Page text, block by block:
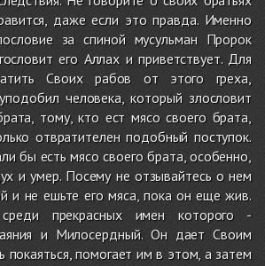
даже если это правда. Именно
за спиной мусульман Пророк
его Аллах и приветствует. Для
Своих рабов от этого греха,
человека, который злословит
тому, кто ест мясо своего брата,
отвратителен подобный поступок.
бы есть мясо своего брата, особенно,
и умер. Посему не отзывайтесь о нем
и не ешьте его мяса, пока он еще жив.
прекрасных имен которого -
и Милосердный. Он дает Своим
помогает им в этом, а затем